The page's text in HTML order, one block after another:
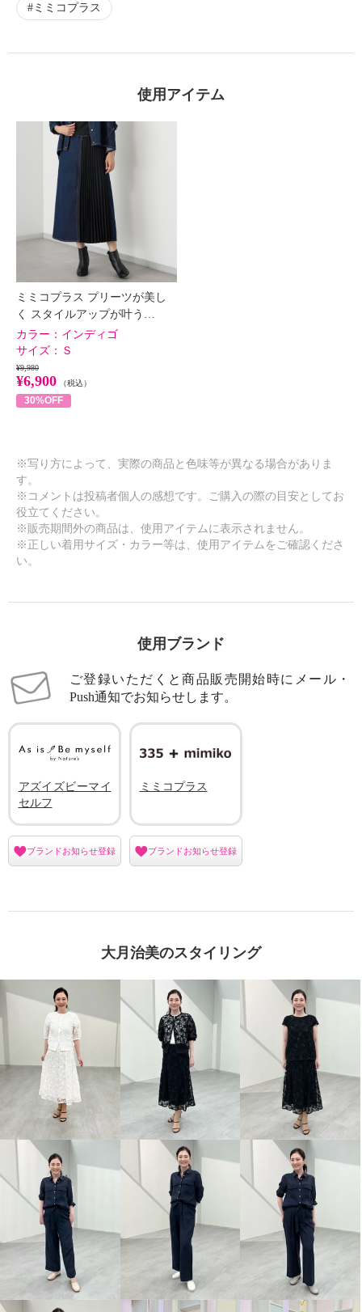
ミミコプラス
使用アイテム
ミミコプラス プリーツが美し
く スタイルアップが叶う…
カラー： インディゴ
サイズ： Ｓ
¥9,980
¥6,900 （税込）
30%OFF
※写り方によって、実際の商品と色味等が異なる場合がありま
す。
※コメントは投稿者個人の感想です。ご購入の際の目安としてお
役立てください。
※販売期間外の商品は、使用アイテムに表示されません。
※正しい着用サイズ・カラー等は、使用アイテムをご確認くださ
い。
使用ブランド
ご登録いただくと商品販売開始時にメール・
Push通知でお知らせします。
アズイズビーマイ
セルフ
ブランドお知らせ登録
ミミコプラス
ブランドお知らせ登録
大月治美のスタイリング